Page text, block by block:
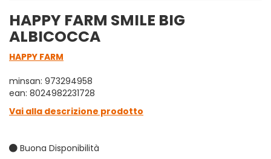
HAPPY FARM SMILE BIG
ALBICOCCA
HAPPY FARM
minsan: 973294958
ean: 8024982231728
Vai alla descrizione prodotto
Buona Disponibilità